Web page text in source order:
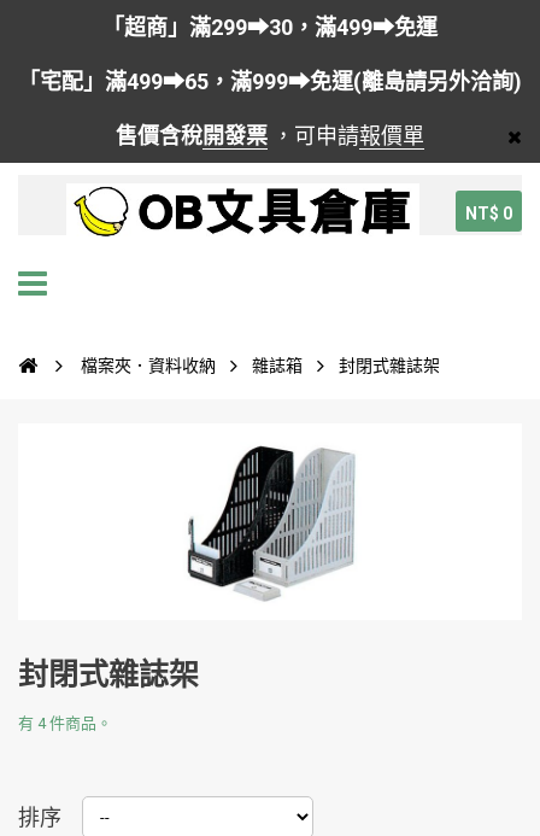
「超商」滿299➡30，滿499➡免運
「宅配」滿499➡65，滿999➡免運(離島請另外洽詢)
售價含稅開發票 ，可申請報價單
NT$ 0
檔案夾．資料收納 雜誌箱 封閉式雜誌架
封閉式雜誌架
有 4 件商品。
排序